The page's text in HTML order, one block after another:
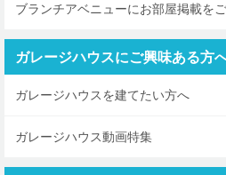
ブランチアベニューにお部屋掲載を
ガレージハウスにご興味ある方
ガレージハウスを建てたい方へ
ガレージハウス動画特集